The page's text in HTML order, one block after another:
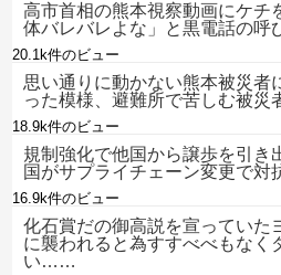
高市首相の熊本視察動画にケチ
体バレバレよな」と黒電話の
20.1k件のビュー
思い通りに動かない熊本被災者
った模様、避難所で苦しむ被
18.9k件のビュー
規制強化で他国から譲歩を引き
国がサプライチェーン変更で
16.9k件のビュー
化石賞だの御高説を宣っていた
に襲われると為すすべべもなく
い……